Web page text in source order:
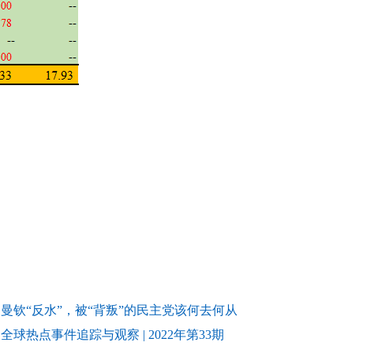
曼钦“反水”，被“背叛”的民主党该何去何从
全球热点事件追踪与观察 | 2022年第33期